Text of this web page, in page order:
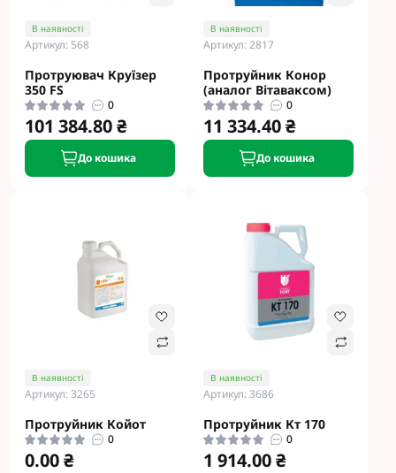
В наявності
Артикул: 568
Протруювач Круїзер
350 FS
0
101 384.80 ₴
До кошика
В наявності
Артикул: 2817
Протруйник Конор
(аналог Вітаваксом)
0
11 334.40 ₴
До кошика
В наявності
Артикул: 3265
Протруйник Койот
0
0.00 ₴
В наявності
Артикул: 3686
Протруйник Кт 170
0
1 914.00 ₴